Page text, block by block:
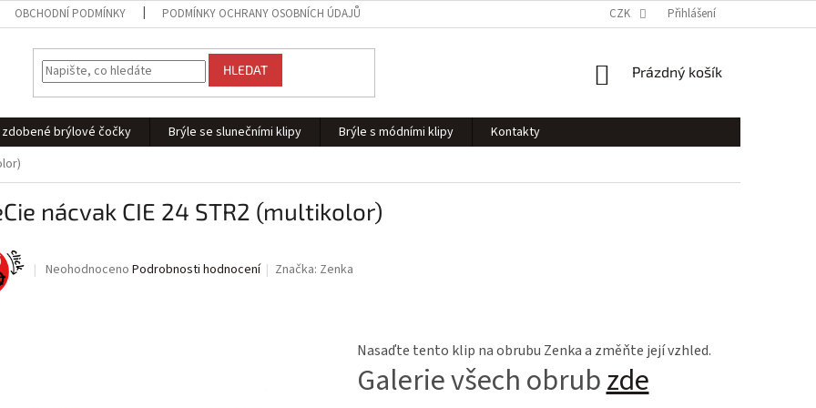
OBCHODNÍ PODMÍNKY PODMÍNKY OCHRANY OSOBNÍCH ÚDAJŮ CZK Přihlášení
HLEDAT
NÁKUPNÍ
Prázdný košík
brýlové čočky Brýle se slunečními klipy Brýle s módními klipy
Kontakty
nácvak CIE 24 STR2 (multikolor)
Průměrné
Neohodnoceno Podrobnosti hodnocení Značka: Zenka
Nasaďte tento klip na obrubu Zenka a změňte její vzhled.
Galerie všech obrubzde